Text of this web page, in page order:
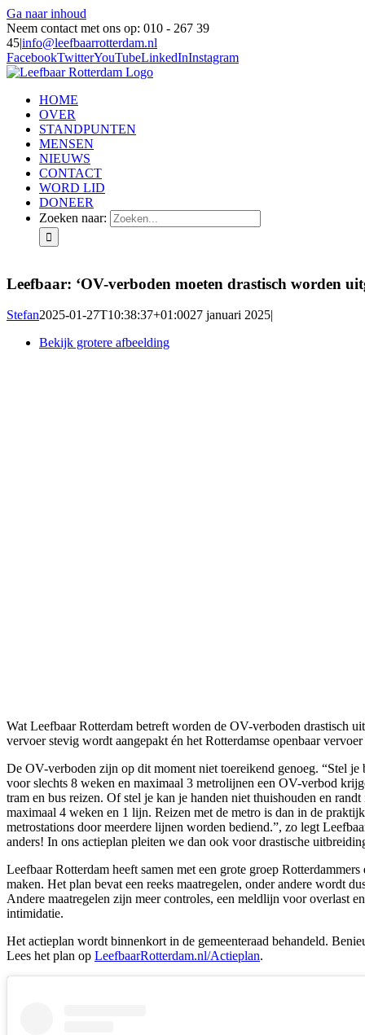
Ga naar inhoud
Neem contact met ons op: 010 - 267 39
45|info@leefbaarrotterdam.nl
FacebookTwitterYouTubeLinkedInInstagram
HOME
OVER
STANDPUNTEN
MENSEN
NIEUWS
CONTACT
WORD LID
DONEER
Zoeken naar:
Leefbaar: ‘OV-verboden moeten drastisch worden
Stefan2025-01-27T10:38:37+01:0027 januari 2025|
Bekijk grotere afbeelding
Wat Leefbaar Rotterdam betreft worden de OV-verboden drastisch
vervoer stevig wordt aangepakt én het Rotterdamse openbaar
De OV-verboden zijn op dit moment niet toereikend genoeg. “Stel
voor slechts 8 weken en maximaal 3 metrolijnen een OV-verbod
tram en bus reizen. Of stel je kan je handen niet thuishouden en
maximaal 4 weken en 1 lijn. Reizen met de metro is dan in de
metrostations door meerdere lijnen worden bediend.”, zo legt
anders! In ons actieplan pleiten we dan ook voor drastische
Leefbaar Rotterdam heeft samen met een grote groep
maken. Het plan bevat een reeks maatregelen, onder andere wordt
Andere maatregelen zijn meer controles, een meldlijn voor overlast
intimidatie.
Het actieplan wordt binnenkort in de gemeenteraad behandeld.
Lees het plan op LeefbaarRotterdam.nl/Actieplan.